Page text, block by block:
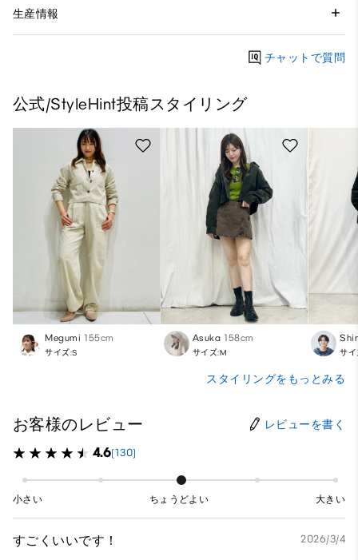
生産情報
チャットで質問
公式/StyleHint投稿スタイリング
Megumi 155cm
サイズ:S
Asuka 158cm
サイズ:M サ
スタイリングをもっとみる
お客様のレビュー レビューを書く
4.6(130)
小さい ちょうどよい 大きい
すごくいいです！ 2026/3/4